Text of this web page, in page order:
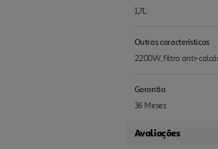
1,7L
Outras características
2200W, filtro anti-
Garantia
36 Meses
Avaliações